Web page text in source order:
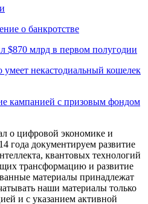
о банкротстве
$870 млрд в первом полугодии
некастодиальный кошелек
кампанией с призовым фондом
о цифровой экономике и
года документируем развитие
квантовых технологий
трансформацию и развитие
материалы принадлежат
наши материалы только
и с указанием активной